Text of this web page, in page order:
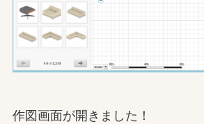
作図画面が開きました！